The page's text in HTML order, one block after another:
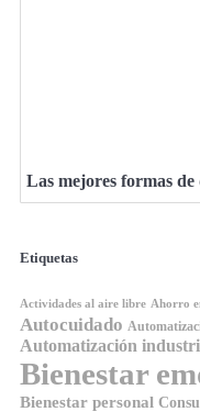
Las mejores formas
Etiquetas
Actividades al aire libre Ahorro
Autocuidado
Automatización
Bienestar
Bienestar personal